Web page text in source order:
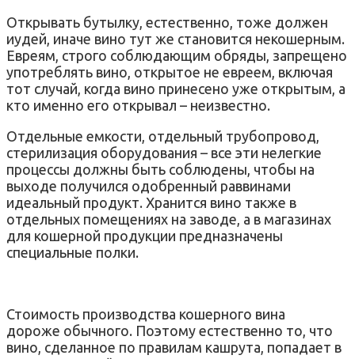
Открывать бутылку, естественно, тоже должен
иудей, иначе вино тут же становится некошерным.
Евреям, строго соблюдающим обряды, запрещено
употреблять вино, открытое не евреем, включая
тот случай, когда вино принесено уже открытым, а
кто именно его открывал – неизвестно.
Отдельные емкости, отдельный трубопровод,
стерилизация оборудования – все эти нелегкие
процессы должны быть соблюдены, чтобы на
выходе получился одобренный раввинами
идеальный продукт. Хранится вино также в
отдельных помещениях на заводе, а в магазинах
для кошерной продукции предназначены
специальные полки.
Стоимость производства кошерного вина
дороже обычного. Поэтому естественно то, что
вино, сделанное по правилам кашрута, попадает в